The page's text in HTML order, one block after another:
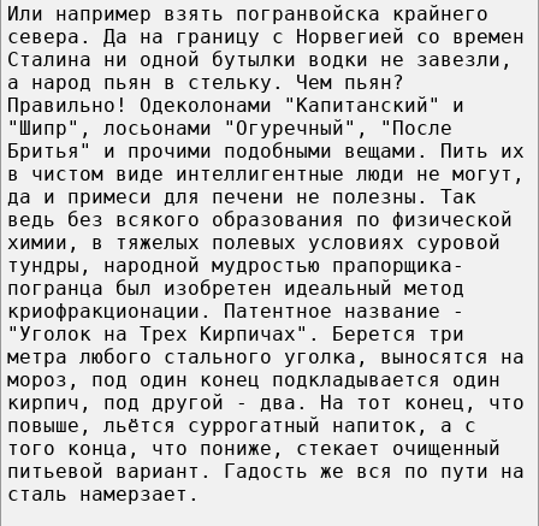
Или например взять погранвойска крайнего
севера. Да на границу с Норвегией со времен
Сталина ни одной бутылки водки не завезли,
а народ пьян в стельку. Чем пьян?
Правильно! Одеколонами "Капитанский" и
"Шипр", лосьонами "Огуречный", "После
Бритья" и прочими подобными вещами. Пить их
в чистом виде интеллигентные люди не могут,
да и примеси для печени не полезны. Так
ведь без всякого образования по физической
химии, в тяжелых полевых условиях суровой
тундры, народной мудростью прапорщика-
погранца был изобретен идеальный метод
криофракционации. Патентное название -
"Уголок на Трех Кирпичах". Берется три
метра любого стального уголка, выносятся на
мороз, под один конец подкладывается один
кирпич, под другой - два. На тот конец, что
повыше, льётся суррогатный напиток, а с
того конца, что пониже, стекает очищенный
питьевой вариант. Гадость же вся по пути на
сталь намерзает.